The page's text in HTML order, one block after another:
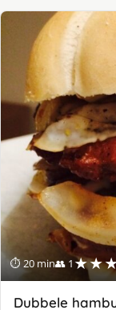
⏱ 20 min👥 1
Dubbele